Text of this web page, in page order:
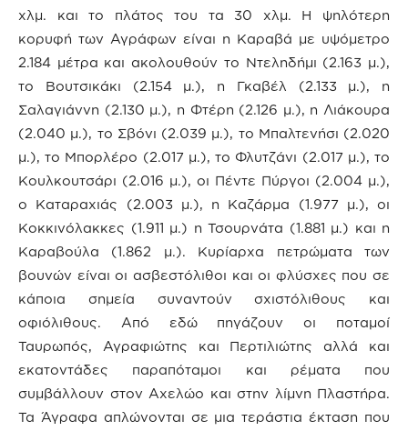
χλμ. και το πλάτος του τα 30 χλμ. Η ψηλότερη
κορυφή των Αγράφων είναι η Καραβά με υψόμετρο
2.184 μέτρα και ακολουθούν το Ντεληδήμι (2.163 μ.),
το Βουτσικάκι (2.154 μ.), η Γκαβέλ (2.133 μ.), η
Σαλαγιάννη (2.130 μ.), η Φτέρη (2.126 μ.), η Λιάκουρα
(2.040 μ.), το Σβόνι (2.039 μ.), το Μπαλτενήσι (2.020
μ.), το Μπορλέρο (2.017 μ.), το Φλυτζάνι (2.017 μ.), το
Κουλκουτσάρι (2.016 μ.), οι Πέντε Πύργοι (2.004 μ.),
ο Καταραχιάς (2.003 μ.), η Καζάρμα (1.977 μ.), οι
Κοκκινόλακκες (1.911 μ.) η Τσουρνάτα (1.881 μ.) και η
Καραβούλα (1.862 μ.). Κυρίαρχα πετρώματα των
βουνών είναι οι ασβεστόλιθοι και οι φλύσχες που σε
κάποια σημεία συναντούν σχιστόλιθους και
οφιόλιθους. Από εδώ πηγάζουν οι ποταμοί
Ταυρωπός, Αγραφιώτης και Περτιλιώτης αλλά και
εκατοντάδες παραπόταμοι και ρέματα που
συμβάλλουν στον Αχελώο και στην λίμνη Πλαστήρα.
Τα Άγραφα απλώνονται σε μια τεράστια έκταση που